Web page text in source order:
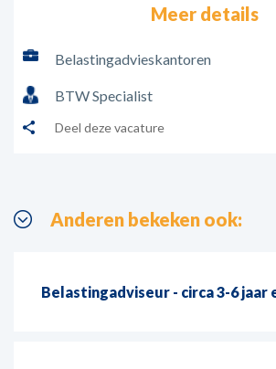
Meer details
Belastingadvieskantoren
BTW Specialist
Deel deze vacature
Anderen bekeken ook:
Belastingadviseur - circa 3-6 jaar